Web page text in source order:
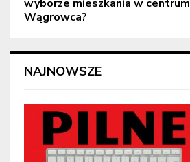
wyborze mieszkania w centrum
Wągrowca?
NAJNOWSZE